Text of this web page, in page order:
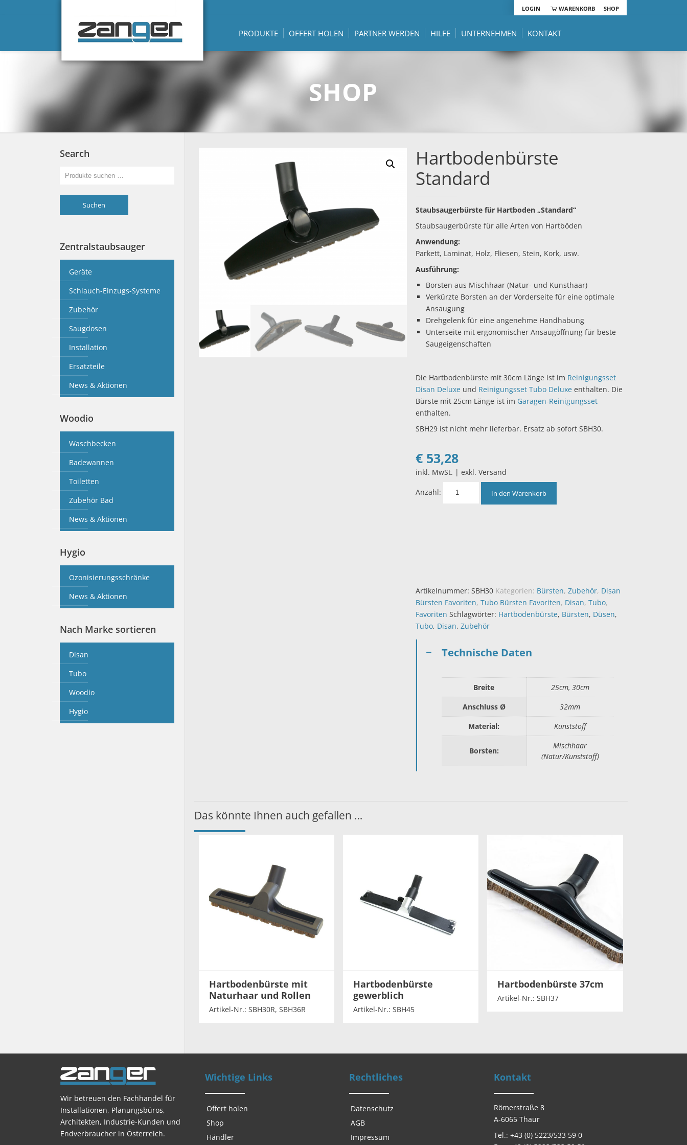
LOGIN WARENKORB SHOP
PRODUKTE OFFERT HOLEN PARTNER WERDEN HILFE UNTERNEHMEN KONTAKT
SHOP
Hartbodenbürste
Standard
Staubsaugerbürste für Hartboden „Standard“
Staubsaugerbürste für alle Arten von Hartböden
Anwendung:
Parkett, Laminat, Holz, Fliesen, Stein, Kork, usw.
Ausführung:
Borsten aus Mischhaar (Natur- und Kunsthaar)
Verkürzte Borsten an der Vorderseite für eine optimale
Ansaugung
Drehgelenk für eine angenehme Handhabung
Unterseite mit ergonomischer Ansaugöffnung für beste
Saugeigenschaften
Die Hartbodenbürste mit 30cm Länge ist im Reinigungsset
Disan Deluxe und Reinigungsset Tubo Deluxe enthalten. Die
Bürste mit 25cm Länge ist im Garagen-Reinigungsset
enthalten.
SBH29 ist nicht mehr lieferbar. Ersatz ab sofort SBH30.
€53,28
inkl. MwSt. | exkl. Versand
Anzahl: In den Warenkorb
Artikelnummer: SBH30 Kategorien: Bürsten, Zubehör, Disan
Bürsten Favoriten, Tubo Bürsten Favoriten, Disan, Tubo,
Favoriten Schlagwörter: Hartbodenbürste, Bürsten, Düsen,
Tubo, Disan, Zubehör
Technische Daten
Breite
25cm, 30cm
Anschluss Ø
32mm
Material:
Kunststoff
Borsten:
Mischhaar
(Natur/Kunststoff)
Das könnte Ihnen auch gefallen …
Hartbodenbürste mit
Naturhaar und Rollen
Artikel-Nr.: SBH30R, SBH36R
Hartbodenbürste
gewerblich
Artikel-Nr.: SBH45
Hartbodenbürste 37cm
Artikel-Nr.: SBH37
Search
Suchen
Zentralstaubsauger
Geräte
Schlauch-Einzugs-Systeme
Zubehör
Saugdosen
Installation
Ersatzteile
News & Aktionen
Woodio
Waschbecken
Badewannen
Toiletten
Zubehör Bad
News & Aktionen
Hygio
Ozonisierungsschränke
News & Aktionen
Nach Marke sortieren
Disan
Tubo
Woodio
Hygio
Wir betreuen den Fachhandel für
Installationen, Planungsbüros,
Architekten, Industrie-Kunden und
Endverbraucher in Österreich.
Wichtige Links
Offert holen
Shop
Händler
Rechtliches
Datenschutz
AGB
Impressum
Kontakt
Römerstraße 8
A-6065 Thaur
Tel.: +43 (0) 5223/533 59 0